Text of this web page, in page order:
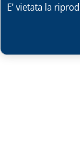
E' vietata la